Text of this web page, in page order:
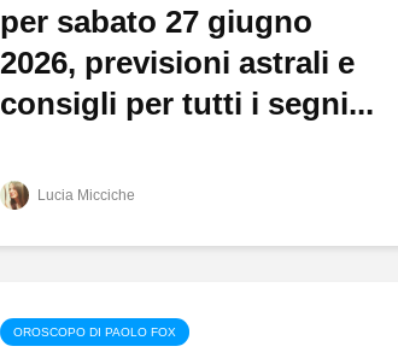
per sabato 27 giugno
2026, previsioni astrali e
consigli per tutti i segni...
Lucia Micciche
OROSCOPO DI PAOLO FOX